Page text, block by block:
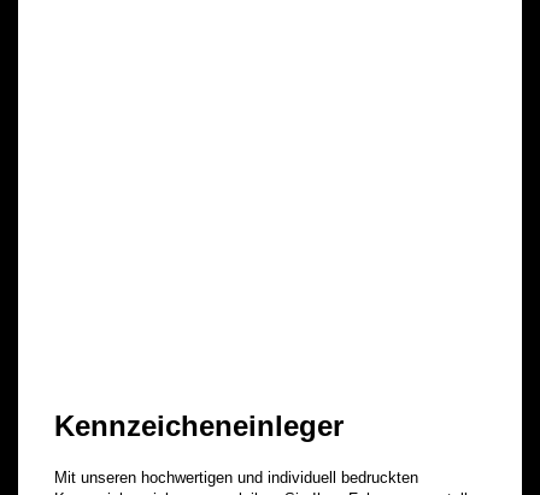
Kennzeicheneinleger
Mit unseren hochwertigen und individuell bedruckten